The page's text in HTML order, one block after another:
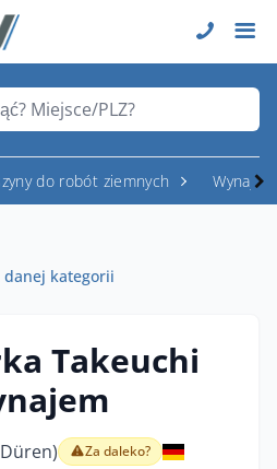
Miejsce/PLZ?
do robót ziemnych
danej kategorii
Takeuchi
Za daleko?